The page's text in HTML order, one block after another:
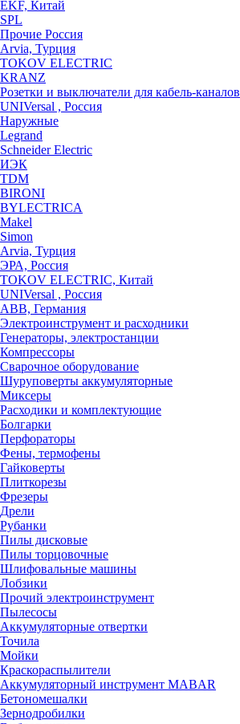
EKF, Китай
SPL
Прочие Россия
Arvia, Турция
TOKOV ELECTRIC
KRANZ
Розетки и выключатели для кабель-каналов
UNIVersal , Россия
Наружные
Legrand
Schneider Electric
ИЭК
TDM
BIRONI
BYLECTRICA
Makel
Simon
Arvia, Турция
ЭРА, Россия
TOKOV ELECTRIC, Китай
UNIVersal , Россия
ABB, Германия
Электроинструмент и расходники
Генераторы, электростанции
Компрессоры
Сварочное оборудование
Шуруповерты аккумуляторные
Миксеры
Расходики и комплектующие
Болгарки
Перфораторы
Фены, термофены
Гайковерты
Плиткорезы
Фрезеры
Дрели
Рубанки
Пилы дисковые
Пилы торцовочные
Шлифовальные машины
Лобзики
Прочий электроинструмент
Пылесосы
Аккумуляторные отвертки
Точила
Мойки
Краскораспылители
Аккумуляторный инструмент MABAR
Бетономешалки
Зернодробилки